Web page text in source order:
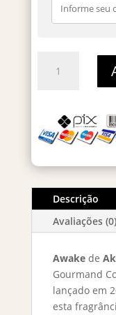
Awake
Parfum
-
5ml
quantidade
Descrição
Avaliações (0)
Awake de
Gourmand
lançado em
esta